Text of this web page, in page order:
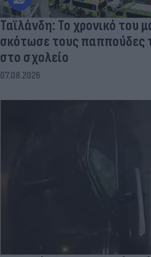
Ταϊλάνδη: Το χρονικό του
σκότωσε τους παππούδες
στο σχολείο
07.08.2026